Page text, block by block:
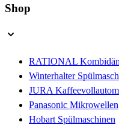
Shop
RATIONAL
Winterhalter
JURA
Panasonic Mikrowellen
Hobart Spülmaschinen